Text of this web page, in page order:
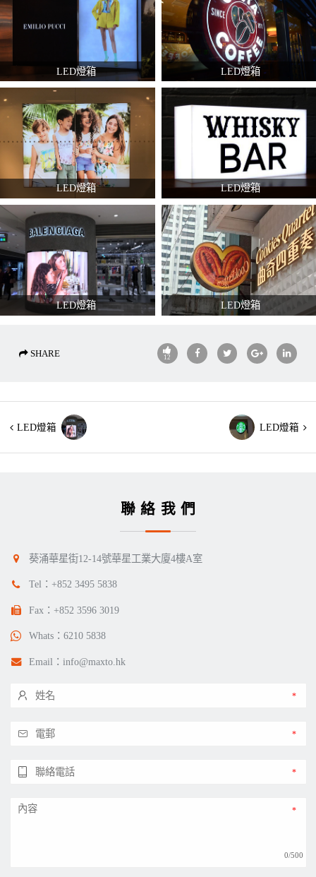
LED燈箱 LED燈箱
LED燈箱 LED燈箱
LED燈箱 LED燈箱
SHARE 12
LED燈箱 LED燈箱
聯絡我們
葵涌華星街12-14號華星工業大廈4樓A室
Tel： +852 3495 5838
Fax：+852 3596 3019
Whats： 6210 5838
Email： info@maxto.hk
0/500